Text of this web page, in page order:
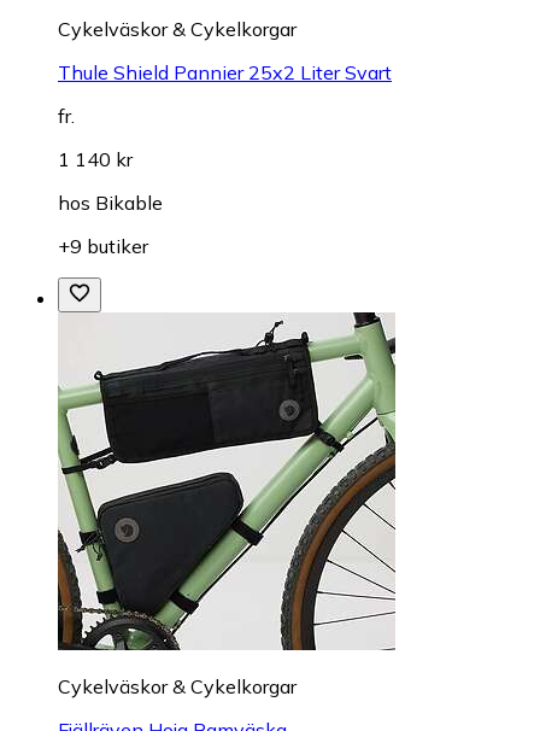
Cykelväskor & Cykelkorgar
Thule Shield Pannier 25x2 Liter Svart
fr.
1 140 kr
hos Bikable
+9 butiker
Cykelväskor & Cykelkorgar